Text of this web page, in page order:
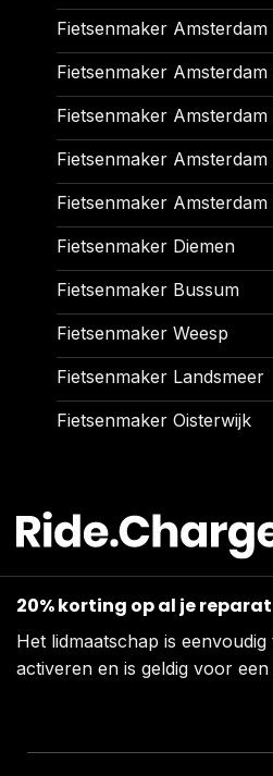
Fietsenmaker Amsterdam
Fietsenmaker
Fietsenmaker
Fietsenmaker Amsterdam
Fietsenmaker Amsterdam
Fietsenmaker Diemen
Fietsenmaker Bussum
Fietsenmaker Weesp
Fietsenmaker Landsmeer
Fietsenmaker Oisterwijk
20% korting op al je
Het lidmaatschap is eenvoudig
activeren en is geldig voor een